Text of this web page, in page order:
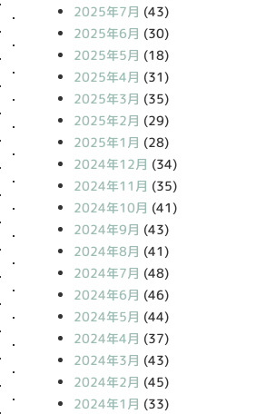
2025年7月 (43)
2025年6月 (30)
2025年5月 (18)
2025年4月 (31)
2025年3月 (35)
2025年2月 (29)
2025年1月 (28)
2024年12月 (34)
2024年11月 (35)
2024年10月 (41)
2024年9月 (43)
2024年8月 (41)
2024年7月 (48)
2024年6月 (46)
2024年5月 (44)
2024年4月 (37)
2024年3月 (43)
2024年2月 (45)
2024年1月 (33)